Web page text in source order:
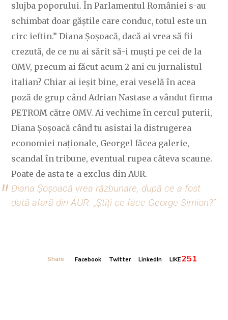
slujba poporului. În Parlamentul României s-au
schimbat doar găștile care conduc, totul este un
circ ieftin.” Diana Șoșoacă, dacă ai vrea să fii
crezută, de ce nu ai sărit să-i muști pe cei de la
OMV, precum ai făcut acum 2 ani cu jurnalistul
italian? Chiar ai ieșit bine, erai veselă în acea
poză de grup când Adrian Nastase a vândut firma
PETROM către OMV. Ai vechime în cercul puterii,
Diana Șoșoacă când tu asistai la distrugerea
economiei naționale, Georgel făcea galerie,
scandal în tribune, eventual rupea câteva scaune.
Poate de asta te-a exclus din AUR.
Diana Șoșoacă vrea răzbunare, după ce a fost
dată afară din AUR: „Știți ce face George Simion?”
Share Facebook Twitter LinkedIn LIKE251